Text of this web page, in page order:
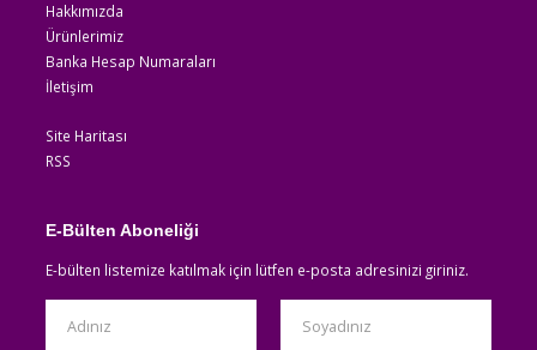
Hakkımızda
Ürünlerimiz
Banka Hesap Numaraları
İletişim
Site Haritası
RSS
E-Bülten Aboneliği
E-bülten listemize katılmak için lütfen e-posta adresinizi giriniz.